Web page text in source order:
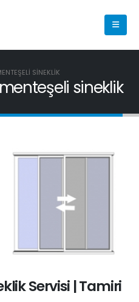
SINEKLIK
sineklik
Servisi | Tamiri